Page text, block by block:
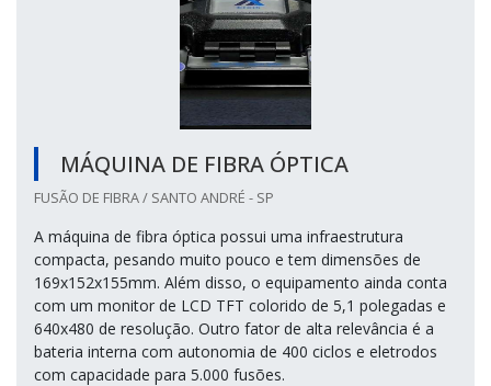
MÁQUINA DE FIBRA ÓPTICA
FUSÃO DE FIBRA / SANTO ANDRÉ - SP
A máquina de fibra óptica possui uma infraestrutura
compacta, pesando muito pouco e tem dimensões de
169x152x155mm. Além disso, o equipamento ainda conta
com um monitor de LCD TFT colorido de 5,1 polegadas e
640x480 de resolução. Outro fator de alta relevância é a
bateria interna com autonomia de 400 ciclos e eletrodos
com capacidade para 5.000 fusões.